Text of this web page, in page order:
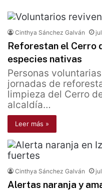
Cinthya Sánchez Galván
Reforestan el Cerro
especies nativas
Personas
jornadas de
limpieza del Cerro
alcaldía…
Leer más »
Cinthya Sánchez Galván
Alertas naranja y